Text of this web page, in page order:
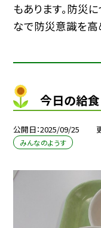
もあります。防災
なで防災意識を高
今日の給食
公開日 2025/09/25
みんなのようす